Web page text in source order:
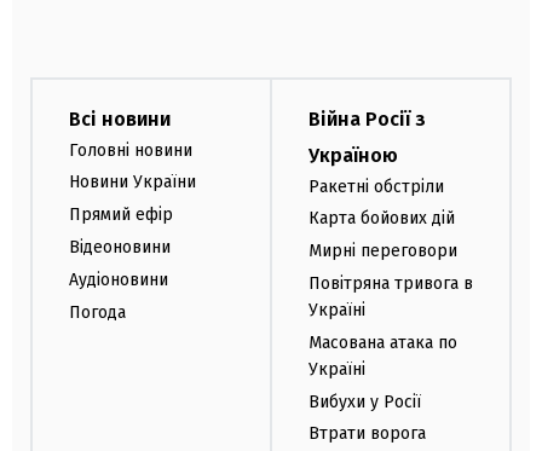
Всі новини
Головні новини
Новини України
Прямий ефір
Відеоновини
Аудіоновини
Погода
Війна Росії з
Україною
Ракетні обстріли
Карта бойових дій
Мирні переговори
Повітряна тривога в
Україні
Масована атака по
Україні
Вибухи у Росії
Втрати ворога